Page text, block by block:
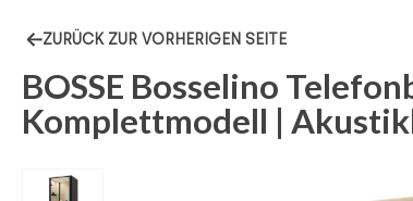
ZURÜCK ZUR VORHERIGEN SEITE
BOSSE Bosselino
Komplettmodell |
Bildergalerie überspringen